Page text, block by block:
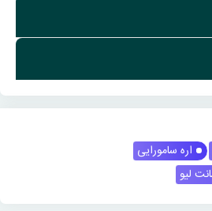
اره سامورایی